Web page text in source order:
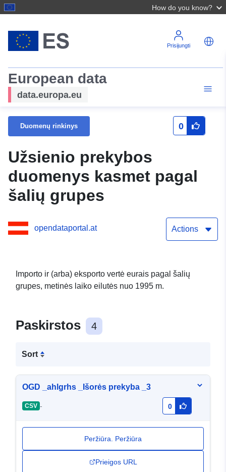
How do you know?
Prisijungti
European data
data.europa.eu
Duomenų rinkinys 0
Užsienio prekybos
duomenys kasmet pagal
šalių grupes
opendataportal.at Actions
Importo ir (arba) eksporto vertė eurais pagal šalių
grupes, metinės laiko eilutės nuo 1995 m.
Paskirstos 4
Sort
OGD _ahlgrhs _Išorės prekyba _3
CSV - 0
Peržiūra. Peržiūra
Prieigos URL